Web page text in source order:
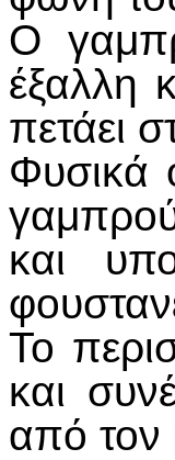
Ο
έξαλλη
πετάει
Φυσικά
και
Το
και
από τον